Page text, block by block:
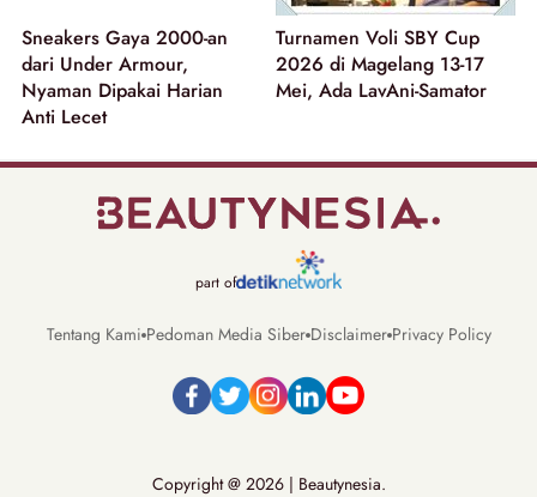
Sneakers Gaya 2000-an
dari Under Armour,
Nyaman Dipakai Harian
Anti Lecet
Turnamen Voli SBY Cup
2026 di Magelang 13-17
Mei, Ada LavAni-Samator
part of
Tentang Kami Pedoman Media Siber Disclaimer Privacy Policy
Copyright @ 2026 | Beautynesia.